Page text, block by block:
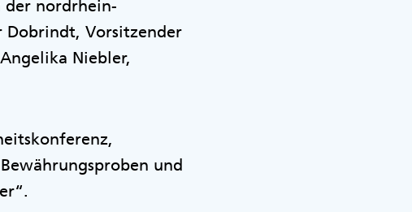
der nordrhein-
Dobrindt, Vorsitzender
Niebler,
und